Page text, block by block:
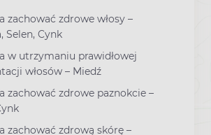
zachować zdrowe włosy –
Selen, Cynk
w utrzymaniu prawidłowej
włosów – Miedź
zachować zdrowe paznokcie –
zachować zdrową skórę –